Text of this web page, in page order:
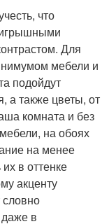
что
Для
мебели и
подойдут
а также цветы, от
комната и без
на обоях
на менее
в оттенке
акценту
в